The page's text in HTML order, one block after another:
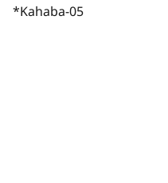
*Kahaba-05